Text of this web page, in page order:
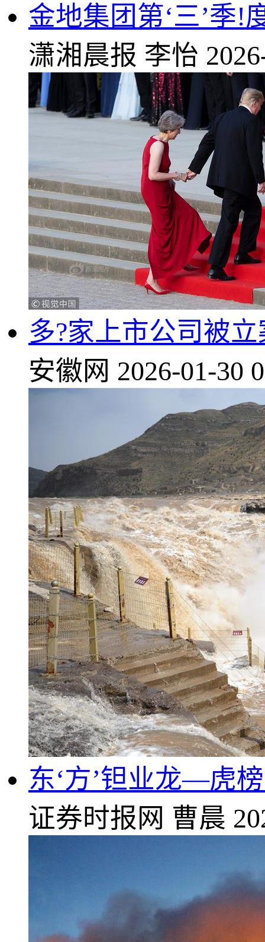
金地集团第‘三’季!
潇湘晨报 李怡
多?家上市公司被
安徽网 2026-01-30
东‘方’钽业龙—虎
证券时报网 曹晨